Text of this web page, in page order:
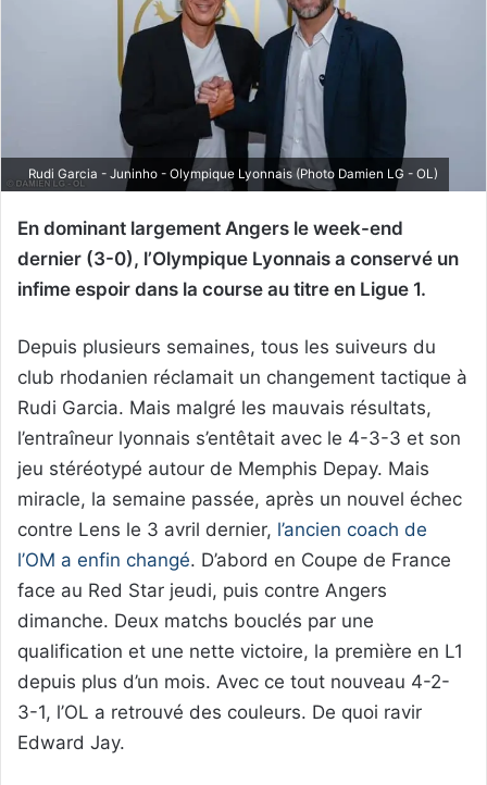
Rudi Garcia - Juninho - Olympique Lyonnais (Photo Damien LG - OL)
En dominant largement Angers le week-end
dernier (3-0), l’Olympique Lyonnais a conservé un
infime espoir dans la course au titre en Ligue 1.
Depuis plusieurs semaines, tous les suiveurs du
club rhodanien réclamait un changement tactique à
Rudi Garcia. Mais malgré les mauvais résultats,
l’entraîneur lyonnais s’entêtait avec le 4-3-3 et son
jeu stéréotypé autour de Memphis Depay. Mais
miracle, la semaine passée, après un nouvel échec
contre Lens le 3 avril dernier, l’ancien coach de
l’OM a enfin changé. D’abord en Coupe de France
face au Red Star jeudi, puis contre Angers
dimanche. Deux matchs bouclés par une
qualification et une nette victoire, la première en L1
depuis plus d’un mois. Avec ce tout nouveau 4-2-
3-1, l’OL a retrouvé des couleurs. De quoi ravir
Edward Jay.